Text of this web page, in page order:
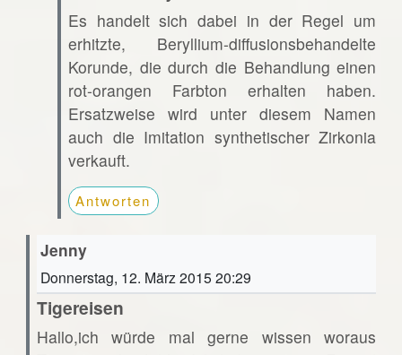
Es handelt sich dabei in der Regel um
erhitzte, Beryllium-diffusionsbehandelte
Korunde, die durch die Behandlung einen
rot-orangen Farbton erhalten haben.
Ersatzweise wird unter diesem Namen
auch die Imitation synthetischer Zirkonia
verkauft.
Antworten
Jenny
Donnerstag, 12. März 2015 20:29
Tigereisen
Hallo,ich würde mal gerne wissen woraus